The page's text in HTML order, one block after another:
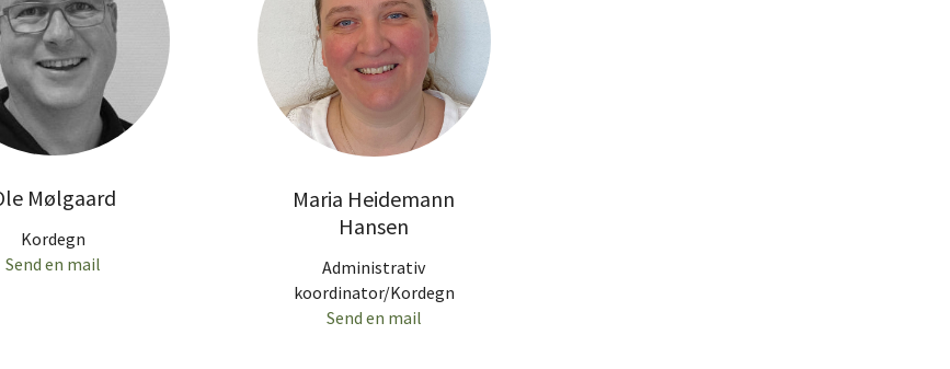
Mølgaard
Kordegn
Send en mail
Maria Heidemann
Hansen
Administrativ
koordinator/Kordegn
Send en mail